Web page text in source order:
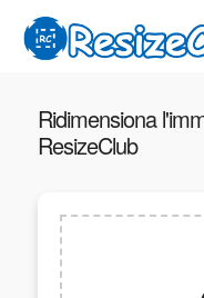
Ridimensiona
ResizeClub